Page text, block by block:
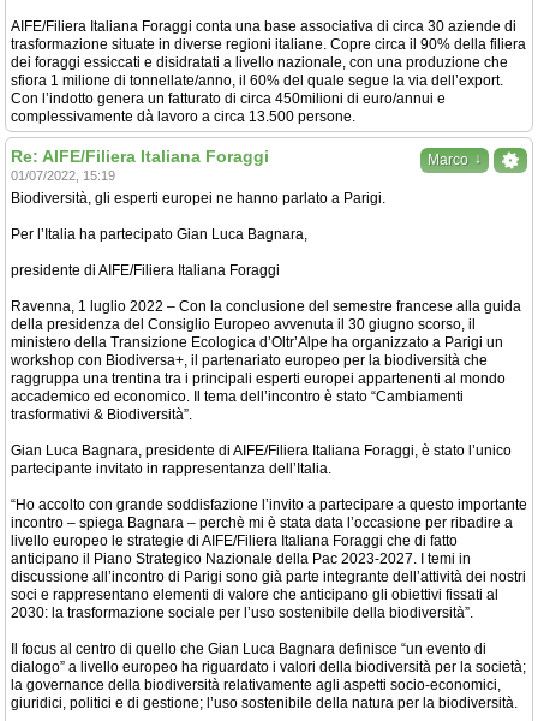
AIFE/Filiera Italiana Foraggi conta una base associativa di circa 30 aziende di
trasformazione situate in diverse regioni italiane. Copre circa il 90% della filiera
dei foraggi essiccati e disidratati a livello nazionale, con una produzione che
sfiora 1 milione di tonnellate/anno, il 60% del quale segue la via dell’export.
Con l’indotto genera un fatturato di circa 450milioni di euro/annui e
complessivamente dà lavoro a circa 13.500 persone.
Marco ↓
Re: AIFE/Filiera Italiana Foraggi
01/07/2022, 15:19
Biodiversità, gli esperti europei ne hanno parlato a Parigi.
Per l’Italia ha partecipato Gian Luca Bagnara,
presidente di AIFE/Filiera Italiana Foraggi
Ravenna, 1 luglio 2022 – Con la conclusione del semestre francese alla guida
della presidenza del Consiglio Europeo avvenuta il 30 giugno scorso, il
ministero della Transizione Ecologica d’Oltr’Alpe ha organizzato a Parigi un
workshop con Biodiversa+, il partenariato europeo per la biodiversità che
raggruppa una trentina tra i principali esperti europei appartenenti al mondo
accademico ed economico. Il tema dell’incontro è stato “Cambiamenti
trasformativi & Biodiversità”.
Gian Luca Bagnara, presidente di AIFE/Filiera Italiana Foraggi, è stato l’unico
partecipante invitato in rappresentanza dell’Italia.
“Ho accolto con grande soddisfazione l’invito a partecipare a questo importante
incontro – spiega Bagnara – perchè mi è stata data l’occasione per ribadire a
livello europeo le strategie di AIFE/Filiera Italiana Foraggi che di fatto
anticipano il Piano Strategico Nazionale della Pac 2023-2027. I temi in
discussione all’incontro di Parigi sono già parte integrante dell’attività dei nostri
soci e rappresentano elementi di valore che anticipano gli obiettivi fissati al
2030: la trasformazione sociale per l’uso sostenibile della biodiversità”.
Il focus al centro di quello che Gian Luca Bagnara definisce “un evento di
dialogo” a livello europeo ha riguardato i valori della biodiversità per la società;
la governance della biodiversità relativamente agli aspetti socio-economici,
giuridici, politici e di gestione; l’uso sostenibile della natura per la biodiversità.